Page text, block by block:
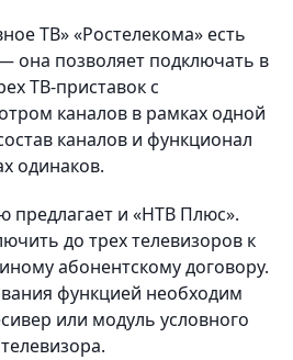
ТВ» «Ростелекома» есть
она позволяет подключать в
ТВ-приставок с
каналов в рамках одной
каналов и функционал
одинаков.
предлагает и «НТВ Плюс».
до трех телевизоров к
абонентскому договору.
функцией необходим
или модуль условного